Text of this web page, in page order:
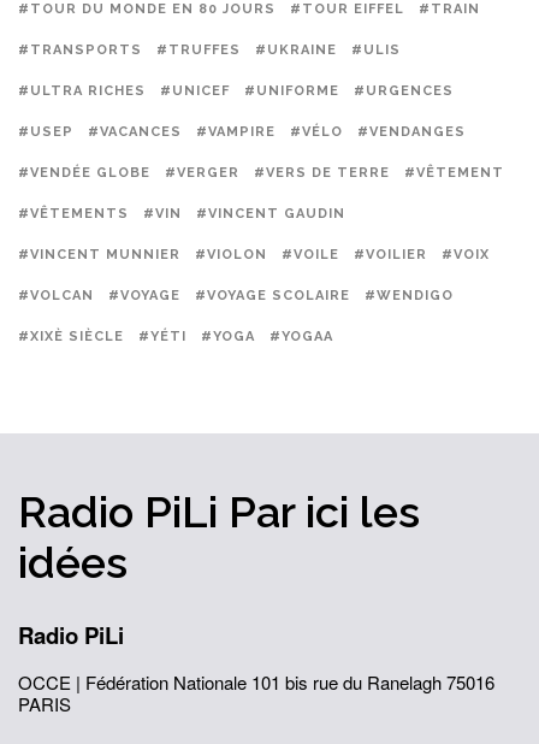
#TOUR DU MONDE EN 80 JOURS #TOUR EIFFEL #TRAIN
#TRANSPORTS #TRUFFES #UKRAINE #ULIS
#ULTRA RICHES #UNICEF #UNIFORME #URGENCES
#USEP #VACANCES #VAMPIRE #VÉLO #VENDANGES
#VENDÉE GLOBE #VERGER #VERS DE TERRE #VÊTEMENT
#VÊTEMENTS #VIN #VINCENT GAUDIN
#VINCENT MUNNIER #VIOLON #VOILE #VOILIER #VOIX
#VOLCAN #VOYAGE #VOYAGE SCOLAIRE #WENDIGO
#XIXÈ SIÈCLE #YÉTI #YOGA #YOGAA
Radio PiLi Par ici les
idées
Radio PiLi
OCCE | Fédération Nationale 101 bis rue du Ranelagh75016
PARIS